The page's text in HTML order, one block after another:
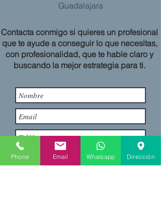
Guadalajara
Contacta conmigo si quieres un profesional
que te ayude a conseguir lo que necesitas,
con profesionalidad, que te hable claro y
buscando la mejor estrategia para ti.
Phone Email Whatsapp Dirección